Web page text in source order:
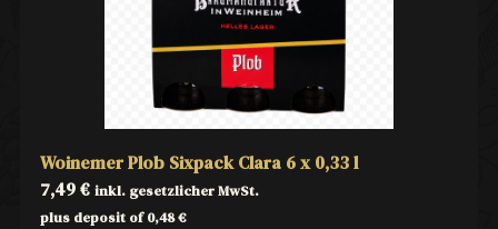
Woinemer Plob Sixpack Clara 6 x 0,33 l
7,49€ inkl. gesetzlicher MwSt.
plus deposit of0,48€